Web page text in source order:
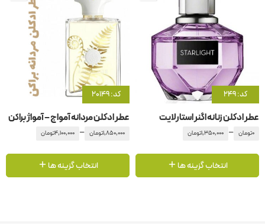
کد: 249
عطر ادکلن زنانه اگنر استارلایت
0تومان –
1,350,000تومان
انتخاب گزینه ها
کد: 20149
عطر ادکلن مردانه آمواج – آمواژ براکن
1,850,000تومان –
4,100,000تومان
انتخاب گزینه ها